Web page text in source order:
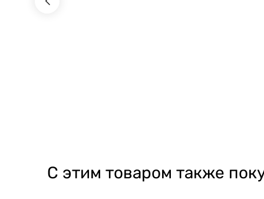
С этим товаром также